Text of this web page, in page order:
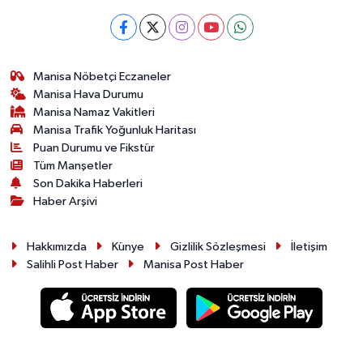
Manisa Nöbetçi Eczaneler
Manisa Hava Durumu
Manisa Namaz Vakitleri
Manisa Trafik Yoğunluk Haritası
Puan Durumu ve Fikstür
Tüm Manşetler
Son Dakika Haberleri
Haber Arşivi
Hakkımızda Künye Gizlilik Sözleşmesi
İletişim
Salihli Post Haber
Manisa Post Haber